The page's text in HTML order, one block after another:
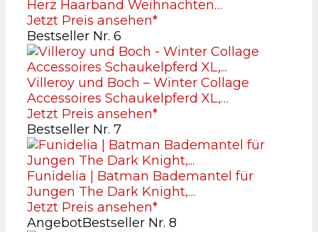
Herz Haarband Weihnachten…
Jetzt Preis ansehen*
Bestseller Nr. 6
Villeroy und Boch – Winter Collage
Accessoires Schaukelpferd XL,…
Jetzt Preis ansehen*
Bestseller Nr. 7
Funidelia | Batman Bademantel für
Jungen The Dark Knight,…
Jetzt Preis ansehen*
AngebotBestseller Nr. 8